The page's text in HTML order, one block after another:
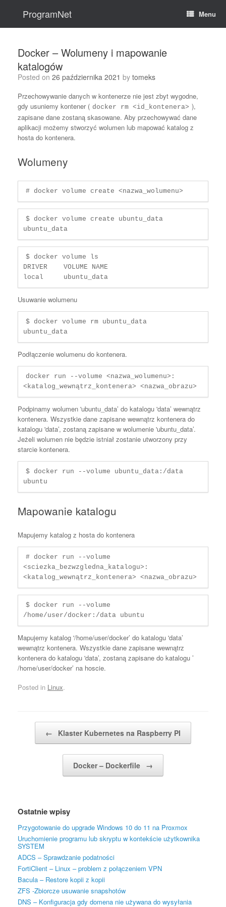
ProgramNet Menu
Docker – Wolumeny i mapowanie
katalogów
Posted on 26 października 2021 by tomeks
Przechowywanie danych w kontenerze nie jest zbyt wygodne,
gdy usuniemy kontener ( docker rm <id_kontenera> ),
zapisane dane zostaną skasowane. Aby przechowywać dane
aplikacji możemy stworzyć wolumen lub mapować katalog z
hosta do kontenera.
Wolumeny
# docker volume create <nazwa_wolumenu>
$ docker volume create ubuntu_data
ubuntu_data
$ docker volume ls
DRIVER    VOLUME NAME
Usuwanie wolumenu
$ docker volume rm ubuntu_data
ubuntu_data
Podłączenie wolumenu do kontenera.
docker run --volume <nazwa_wolumenu>:
Podpinamy wolumen 'ubuntu_data’ do katalogu 'data’ wewnątrz
kontenera. Wszystkie dane zapisane wewnątrz kontenera do
katalogu 'data’, zostaną zapisane w wolumenie 'ubuntu_data’.
Jeżeli wolumen nie będzie istniał zostanie utworzony przy
starcie kontenera.
$ docker run --volume ubuntu_data:/data
ubuntu
Mapowanie katalogu
Mapujemy katalog z hosta do kontenera
# docker run --volume
<sciezka_bezwzgledna_katalogu>:
<katalog_wewnątrz_kontenera> <nazwa_obrazu>
$ docker run --volume
/home/user/docker:/data ubuntu
Mapujemy katalog '/home/user/docker’ do katalogu 'data’
wewnątrz kontenera. Wszystkie dane zapisane wewnątrz
kontenera do katalogu 'data’, zostaną zapisane do katalogu ’
/home/user/docker’ na hoscie.
Posted in Linux.
Post navigation
← Klaster Kubernetes na Raspberry PI
Docker – Dockerfile →
Ostatnie wpisy
Przygotowanie do upgrade Windows 10 do 11 na Proxmox
Uruchomienie programu lub skryptu w kontekście użytkownika
SYSTEM
ADCS – Sprawdzanie podatności
FortiClient – Linux – problem z połączeniem VPN
Bacula – Restore kopii z kopii
ZFS -Zbiorcze usuwanie snapshotów
DNS – Konfiguracja gdy domena nie używana do wysyłania